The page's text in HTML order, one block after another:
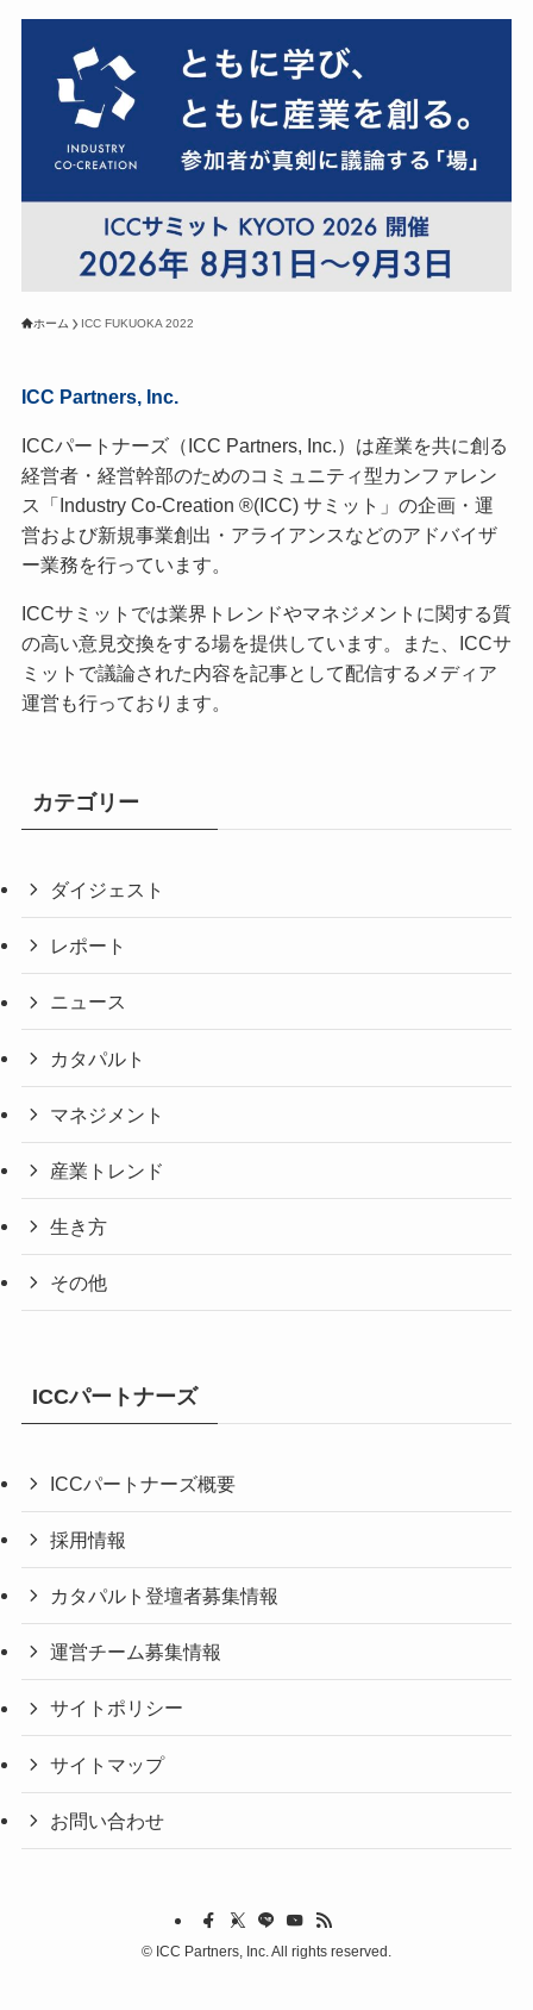
ホーム ICC FUKUOKA 2022
ICC Partners, Inc.
ICCパートナーズ（ICC Partners, Inc.）は産業を共に創る
経営者・経営幹部のためのコミュニティ型カンファレン
ス「Industry Co-Creation ®(ICC) サミット」の企画・運
営および新規事業創出・アライアンスなどのアドバイザ
ー業務を行っています。
ICCサミットでは業界トレンドやマネジメントに関する質
の高い意見交換をする場を提供しています。また、ICCサ
ミットで議論された内容を記事として配信するメディア
運営も行っております。
カテゴリー
ダイジェスト
レポート
ニュース
カタパルト
マネジメント
産業トレンド
生き方
その他
ICCパートナーズ
ICCパートナーズ概要
採用情報
カタパルト登壇者募集情報
運営チーム募集情報
サイトポリシー
サイトマップ
お問い合わせ
© ICC Partners, Inc. All rights reserved.